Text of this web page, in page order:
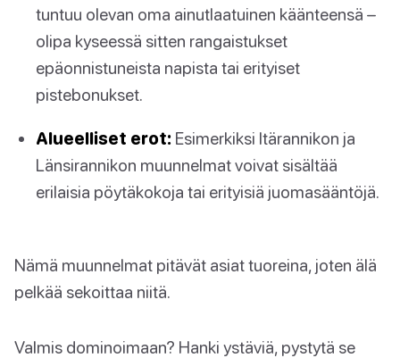
tuntuu olevan oma ainutlaatuinen käänteensä –
olipa kyseessä sitten rangaistukset
epäonnistuneista napista tai erityiset
pistebonukset.
Alueelliset erot: Esimerkiksi Itärannikon ja
Länsirannikon muunnelmat voivat sisältää
erilaisia pöytäkokoja tai erityisiä juomasääntöjä.
Nämä muunnelmat pitävät asiat tuoreina, joten älä
pelkää sekoittaa niitä.
Valmis dominoimaan? Hanki ystäviä, pystytä se